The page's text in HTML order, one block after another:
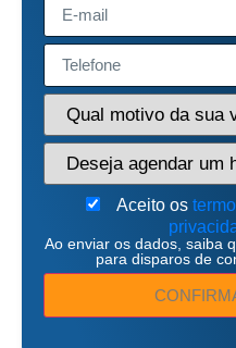
Aceito os
Ao enviar os dados, saiba
para disparos de